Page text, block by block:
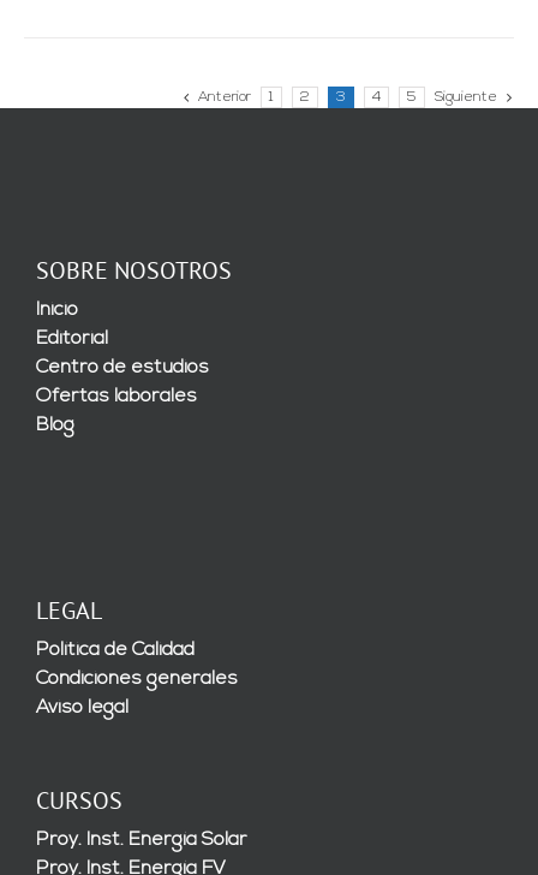
Anterior 1 2 3 4 5 Siguiente
SOBRE NOSOTROS
Inicio
Editorial
Centro de estudios
Ofertas laborales
Blog
LEGAL
Política de Calidad
Condiciones generales
Aviso legal
CURSOS
Proy. Inst. Energía Solar
Proy. Inst. Energía FV